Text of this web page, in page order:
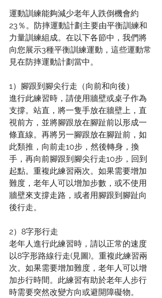
運動訓練能夠減少老年人跌倒機會約
23％。防摔運動計劃主要由平衡訓練和
力量訓練組成。在以下各節中，我們將
向您展示3種平衡訓練運動，這些運動常
見在防摔運動計劃當中。
1）腳跟到腳尖行走（向前和向後）
進行此練習時，請使用牆壁或桌子作為
支撐。站直，將一隻手放在牆壁上，直
視前方，並將腳跟放在腳趾前以形成一
條直線。再將另一腳跟放在腳趾前，如
此類推，向前走10步，然後轉身，換
手，再向前腳跟到腳尖行走10步，回到
起點。重複此練習兩次。如果需要增加
難度，老年人可以增加步數，或不使用
牆壁來支撐走路，或者用腳跟到腳趾向
後行走。
2）8字形行走
老年人進行此練習時，請以正常的速度
以8字形路線行走(見圖)。重複此練習兩
次。如果需要增加難度，老年人可以增
加步行時間。此練習有助於老年人步行
時需要突然改變方向或避開障礙物。